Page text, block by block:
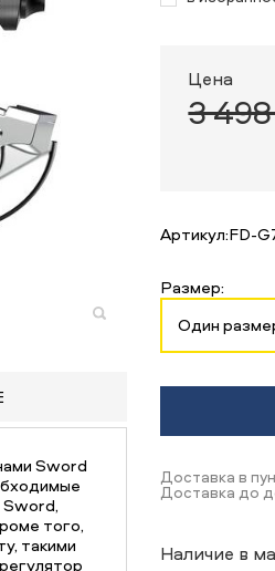
Sword
того,
такими
Цена
3
Артикул:FD-
Размер:
Один
Доставка в
Доставка до
Наличие в